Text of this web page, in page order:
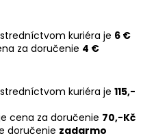
kuriéra je 6 €
za doručenie 4 €
kuriéra je 115,-
cena za doručenie 70,-Kč
doručenie zadarmo